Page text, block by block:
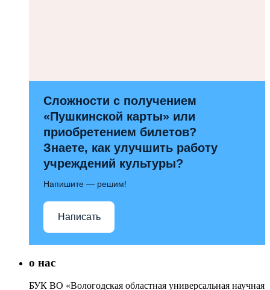
Сложности с получением
«Пушкинской карты» или
приобретением билетов?
Знаете, как улучшить работу
учреждений культуры?
Напишите — решим!
Написать
о нас
БУК ВО «Вологодская областная универсальная научная